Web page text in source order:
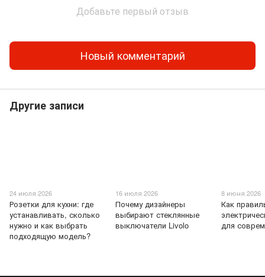
Добавьте первый отзыв
Новый комментарий
Другие записи
24 июля 2026
Розетки для кухни: где
устанавливать, сколько
нужно и как выбрать
подходящую модель?
16 июля 2026
Почему дизайнеры
выбирают стеклянные
выключатели Livolo
8 июня 2026
Как
для